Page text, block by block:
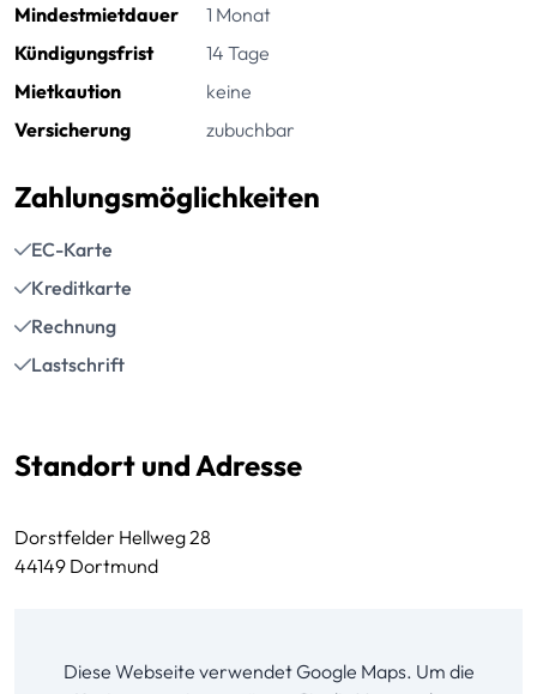
Mindestmietdauer
1 Monat
Kündigungsfrist
14 Tage
Mietkaution
keine
Versicherung
zubuchbar
Zahlungsmöglichkeiten
EC-Karte
Kreditkarte
Rechnung
Lastschrift
Standort und Adresse
Dorstfelder Hellweg 28
44149 Dortmund
Diese Webseite verwendet Google Maps. Um die